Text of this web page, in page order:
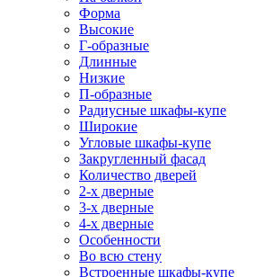
Форма
Высокие
Г-образные
Длинные
Низкие
П-образные
Радиусные шкафы-купе
Широкие
Угловые шкафы-купе
Закругленный фасад
Количество дверей
2-х дверные
3-х дверные
4-х дверные
Особенности
Во всю стену
Встроенные шкафы-купе